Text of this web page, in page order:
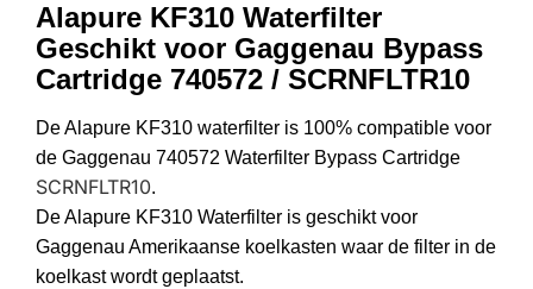
Alapure KF310 Waterfilter
Geschikt voor Gaggenau Bypass
Cartridge 740572 / SCRNFLTR10
De Alapure KF310 waterfilter is 100% compatible voor
de Gaggenau 740572 Waterfilter Bypass Cartridge
SCRNFLTR10.
De Alapure KF310 Waterfilter is geschikt voor
Gaggenau Amerikaanse koelkasten waar de filter in de
koelkast wordt geplaatst.